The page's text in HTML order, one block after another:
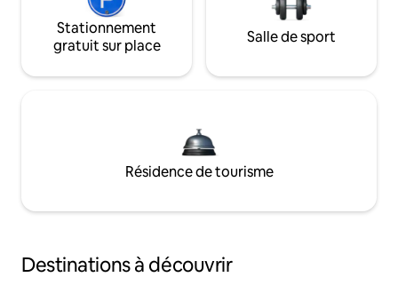
Stationnement
gratuit sur place
Salle de sport
Résidence de tourisme
Destinations à découvrir